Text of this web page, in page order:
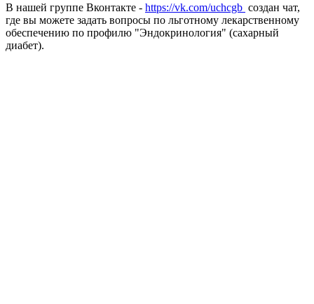
В нашей группе Вконтакте - https://vk.com/uchcgb создан чат,
где вы можете задать вопросы по льготному лекарственному
обеспечению по профилю "Эндокринология" (сахарный
диабет).